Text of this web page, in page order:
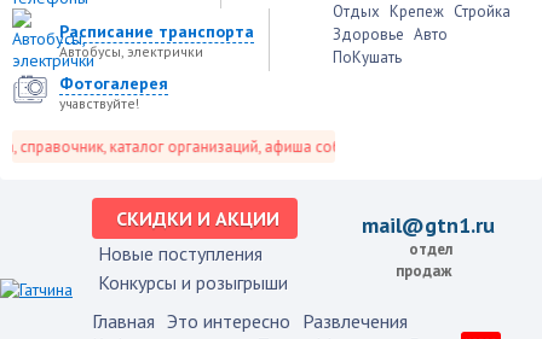
Расписание транспорта
Автобусы, электрички
Фотогалерея
учавствуйте!
каталог организаций, афиша событий и не только это.
Отдых Крепеж Стройка
Здоровье Авто
ПоКушать
СКИДКИ И АКЦИИ
Новые поступления
Конкурсы и розыгрыши
mail@gtn1.ru
отдел
продаж
Главная Это интересно Развлечения